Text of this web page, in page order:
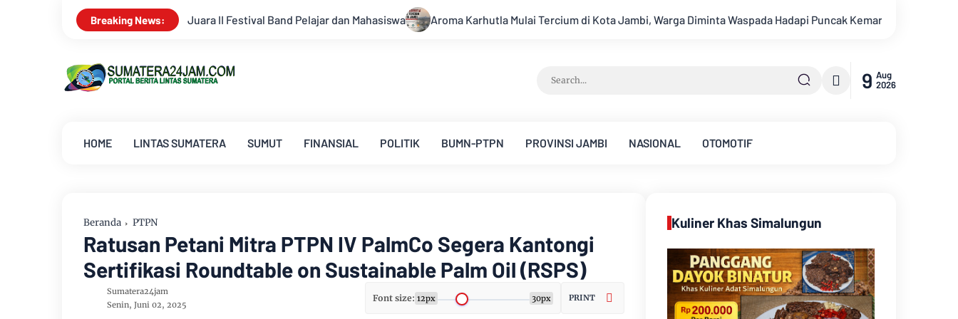
Breaking News:
II Festival Band Pelajar dan Mahasiswa Aroma Karhutla Mulai Tercium di Kota Jambi, Warga Diminta Waspada Hadapi Puncak Kemarau Survei Lapangan Dilakukan, Proyek Cable
9 Aug
2026
HOME LINTAS SUMATERA SUMUT FINANSIAL POLITIK BUMN-PTPN PROVINSI JAMBI NASIONAL OTOMOTIF
Beranda PTPN
Ratusan Petani Mitra PTPN IV PalmCo Segera Kantongi
Sertifikasi Roundtable on Sustainable Palm Oil (RSPS)
Sumatera24jam
Senin, Juni 02, 2025
Font size: 12px 30px PRINT
Kuliner Khas Simalungun